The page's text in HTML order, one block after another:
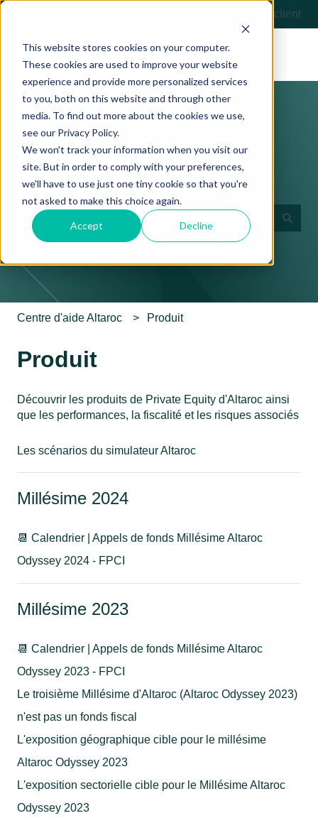
This website stores cookies on your computer.
These cookies are used to improve your website
experience and provide more personalized services
to you, both on this website and through other
media. To find out more about the cookies we use,
see our Privacy Policy.
We won't track your information when you visit our
site. But in order to comply with your preferences,
we'll have to use just one tiny cookie so that you're
not asked to make this choice again.
Accept Decline
Afficher le sous-menu pour les traductions
Portail client
Comment pouvons-nous vous
aider ?
Il n'y a aucune suggestion car le champ de recherche
Centre d'aide Altaroc Produit
Produit
Découvrir les produits de Private Equity d'Altaroc ainsi
que les performances, la fiscalité et les risques associés
Les scénarios du simulateur Altaroc
Millésime 2024
📆 Calendrier | Appels de fonds Millésime Altaroc
Odyssey 2024 - FPCI
Millésime 2023
📆 Calendrier | Appels de fonds Millésime Altaroc
Odyssey 2023 - FPCI
Le troisième Millésime d'Altaroc (Altaroc Odyssey 2023)
n'est pas un fonds fiscal
L'exposition géographique cible pour le millésime
Altaroc Odyssey 2023
L'exposition sectorielle cible pour le Millésime Altaroc
Odyssey 2023